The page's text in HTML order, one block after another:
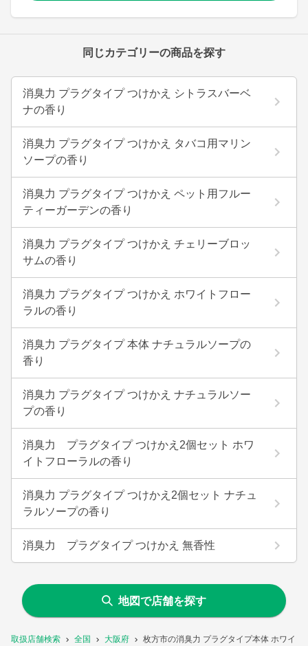
取扱店舗検索 全国 大阪府 枚方市の消臭力 プラグタイプ本体 ホワイ
同じカテゴリーの商品を探す
消臭力 プラグタイプ つけかえ シトラスバーベ
ナの香り
消臭力 プラグタイプ つけかえ タバコ用マリン
ソープの香り
消臭力 プラグタイプ つけかえ ペット用フルー
ティーガーデンの香り
消臭力 プラグタイプ つけかえ チェリーブロッ
サムの香り
消臭力 プラグタイプ つけかえ ホワイトフロー
ラルの香り
消臭力 プラグタイプ 本体 ナチュラルソープの
香り
消臭力 プラグタイプ つけかえ ナチュラルソー
プの香り
消臭力 プラグタイプ つけかえ2個セット ホワ
イトフローラルの香り
消臭力 プラグタイプ つけかえ2個セット ナチュ
ラルソープの香り
消臭力 プラグタイプ つけかえ 無香性
地図で店舗を探す